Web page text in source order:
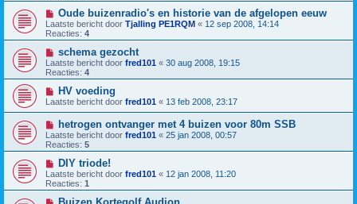
Oude buizenradio's en historie van de afgelopen eeuw
Laatste bericht door Tjalling PE1RQM « 12 sep 2008, 14:14
Reacties: 4
schema gezocht
Laatste bericht door fred101 « 30 aug 2008, 19:15
Reacties: 4
HV voeding
Laatste bericht door fred101 « 13 feb 2008, 23:17
hetrogen ontvanger met 4 buizen voor 80m SSB
Laatste bericht door fred101 « 25 jan 2008, 00:57
Reacties: 5
DIY triode!
Laatste bericht door fred101 « 12 jan 2008, 11:20
Reacties: 1